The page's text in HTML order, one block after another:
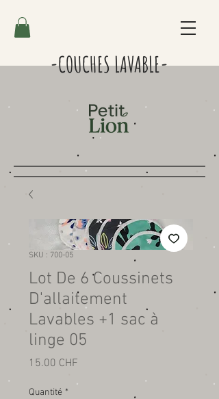
-COUCHES LAVABLE-
SKU : 700-05
Lot De 6 Coussinets
D'allaitement
Lavables +1 sac à
linge 05
15.00 CHF
Quantité *